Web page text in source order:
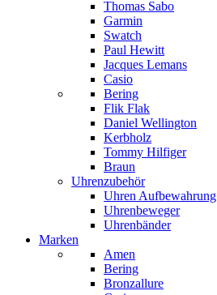
Thomas Sabo
Garmin
Swatch
Paul Hewitt
Jacques Lemans
Casio
Bering
Flik Flak
Daniel Wellington
Kerbholz
Tommy Hilfiger
Braun
Uhrenzubehör
Uhren Aufbewahrung
Uhrenbeweger
Uhrenbänder
Marken
Amen
Bering
Bronzallure